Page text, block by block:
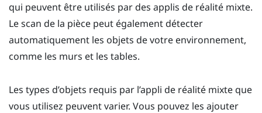
qui peuvent être utilisés par des applis de réalité mixte.
Le scan de la pièce peut également détecter
automatiquement les objets de votre environnement,
comme les murs et les tables.
Les types d’objets requis par l’appli de réalité mixte que
vous utilisez peuvent varier. Vous pouvez les ajouter